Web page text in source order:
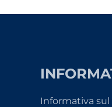
Informativa